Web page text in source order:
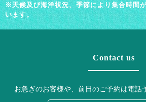
※天候及び海洋状況、季節により集合時間
います。
Contact us
お急ぎのお客様や、前日のご予約は電話